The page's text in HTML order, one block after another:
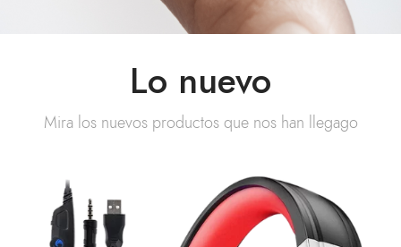
Lo nuevo
Mira los nuevos productos que nos han llegago